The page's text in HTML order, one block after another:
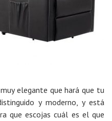
elegante que hará que tu
y moderno, y está
que escojas cuál es el que